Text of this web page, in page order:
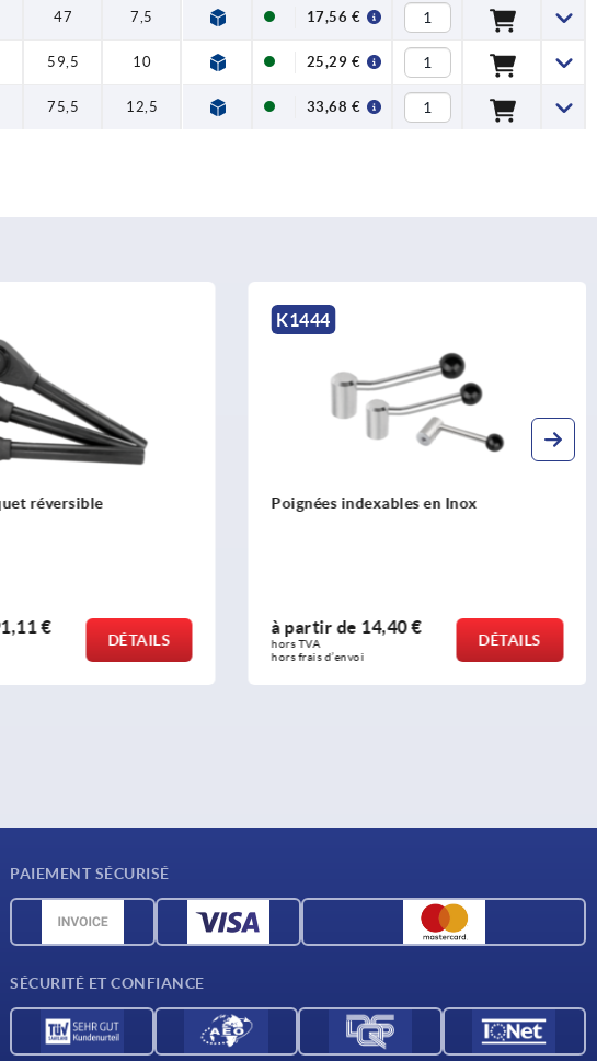
47 7,5 17,56 €
59,5 10 25,29 €
75,5 12,5 33,68 €
en Inox
14,40 €
DÉTAILS
K0109
Poignées indexables en Inox avec insert
à partir de30,06 €
hors TVA
hors frais d’envoi
DÉTAILS
PAIEMENT SÉCURISÉ
SÉCURITÉ ET CONFIANCE